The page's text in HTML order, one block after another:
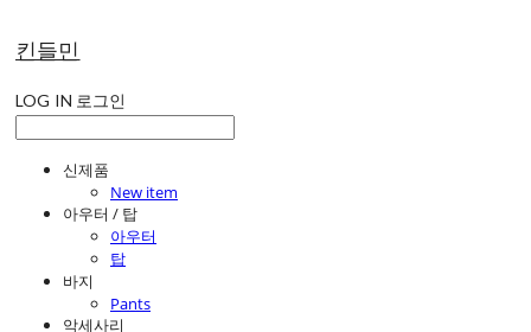
킨들민
LOG IN 로그인
신제품
New item
아우터 / 탑
아우터
탑
바지
Pants
악세사리